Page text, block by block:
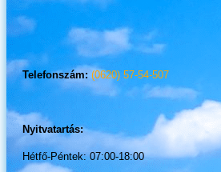
Telefonszám: (0620) 57-54-507
Nyitvatartás:
Hétfő-Péntek: 07:00-18:00